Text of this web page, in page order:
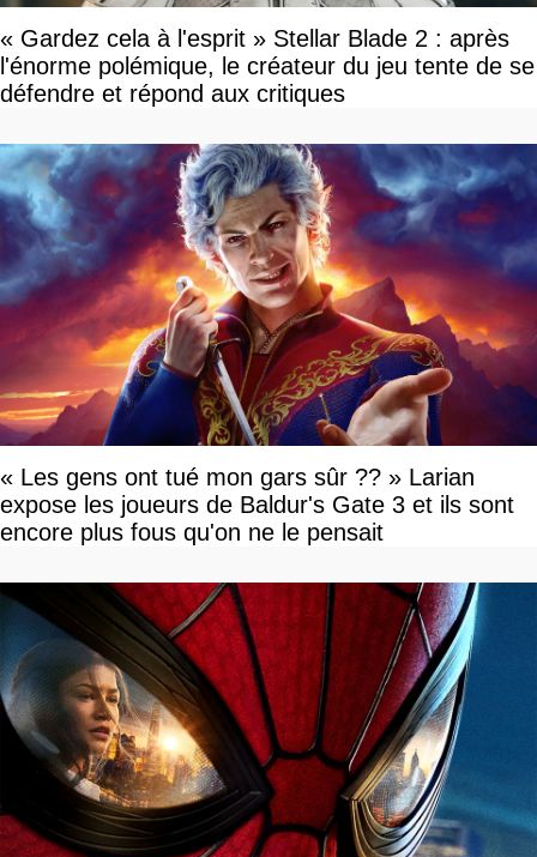
« Gardez cela à l'esprit » Stellar Blade 2 : après
l'énorme polémique, le créateur du jeu tente de se
défendre et répond aux critiques
« Les gens ont tué mon gars sûr ?? » Larian
expose les joueurs de Baldur's Gate 3 et ils sont
encore plus fous qu'on ne le pensait